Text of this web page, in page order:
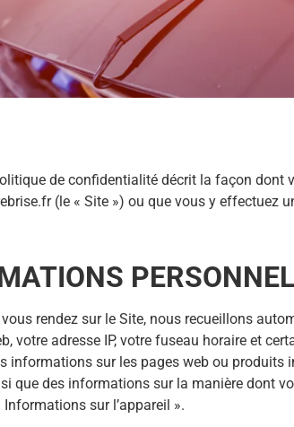
de confidentialité décrit la façon dont
(le « Site ») ou que vous y effectuez
rendez sur le Site, nous recueillons
votre adresse IP, votre fuseau horaire et
informations sur les pages web ou produits
que des informations sur la manière dont
Informations sur l’appareil ».